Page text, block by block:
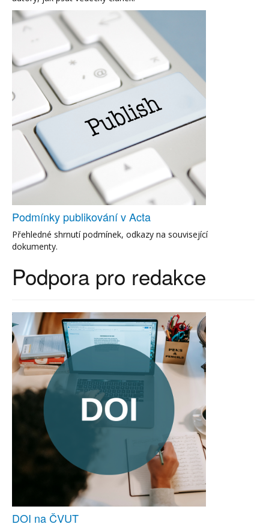
Podmínky publikování v Acta
Přehledné shrnutí podmínek, odkazy na související
dokumenty.
Podpora pro redakce
DOI na ČVUT